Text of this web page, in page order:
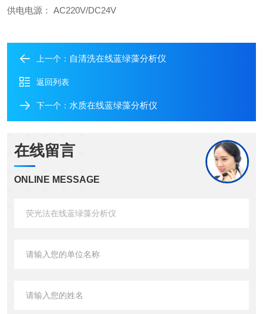
供电电源： AC220V/DC24V
上一个： 自清洗在线蓝绿藻分析仪
返回列表
下一个： 水质在线蓝绿藻分析仪
在线留言
ONLINE MESSAGE